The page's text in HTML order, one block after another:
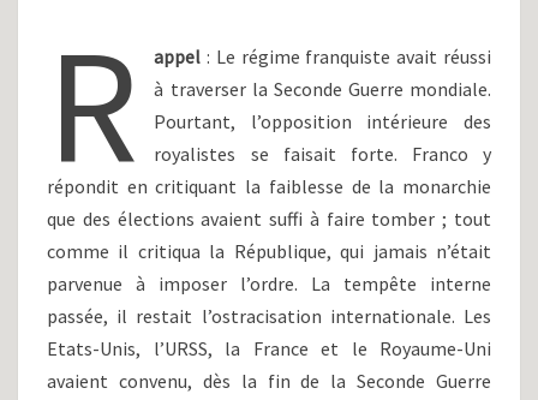
DIFFICULTÉS
AUX
RÉUSSITES
1961)
R appel : Le régime franquiste avait réussi
à traverser la Seconde Guerre mondiale.
Pourtant, l’opposition intérieure des
royalistes se faisait forte. Franco y
répondit en critiquant la faiblesse de la monarchie
que des élections avaient suffi à faire tomber ; tout
comme il critiqua la République, qui jamais n’était
parvenue à imposer l’ordre. La tempête interne
passée, il restait l’ostracisation internationale. Les
Etats-Unis, l’URSS, la France et le Royaume-Uni
avaient convenu, dès la fin de la Seconde Guerre